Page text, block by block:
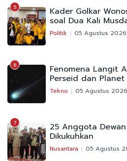
5 Kader Golkar
soal Dua Kali
Politik 05 Agustus 2026
6 Fenomena Langit
Perseid dan Planet
Tekno 05 Agustus 2026
7 25 Anggota
Dikukuhkan
Nusantara 05 Agustus